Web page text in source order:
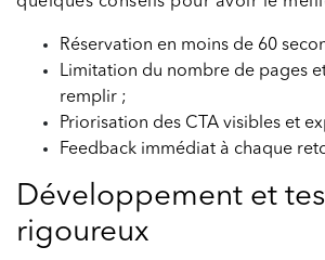
Réservation en moins de 60
Limitation du nombre de pages
remplir ;
Priorisation des CTA visibles et
Feedback immédiat à chaque
Développement et
rigoureux